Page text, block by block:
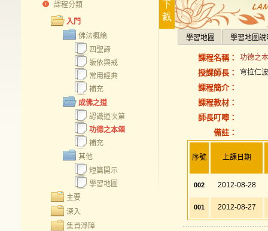
課程分類
入門
佛法概論
四聖諦
皈依與戒
常用經典
補充
成佛之道
認識道次第
功德之本頌
補充
其他
短篇開示
學習地圖
主要
深入
集資淨障
學習地圖 學習地圖說
課程名稱： 功德之
授課師長： 穹拉仁
課程簡介：
課程教材：
師長叮嚀：
備註：
序號 上課日期
002 2012-08-28
001 2012-08-27